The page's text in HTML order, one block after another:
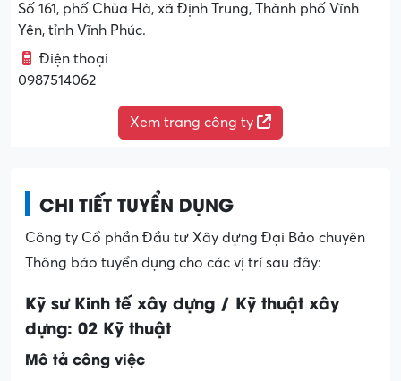
Số 161, phố Chùa Hà, xã Định Trung, Thành phố Vĩnh
Yên, tỉnh Vĩnh Phúc.
Điện thoại
0987514062
Xem trang công ty
CHI TIẾT TUYỂN DỤNG
Công ty Cổ phần Đầu tư Xây dựng Đại Bảo chuyên
Thông báo tuyển dụng cho các vị trí sau đây:
Kỹ sư Kinh tế xây dựng / Kỹ thuật xây
dựng: 02 Kỹ thuật
Mô tả công việc